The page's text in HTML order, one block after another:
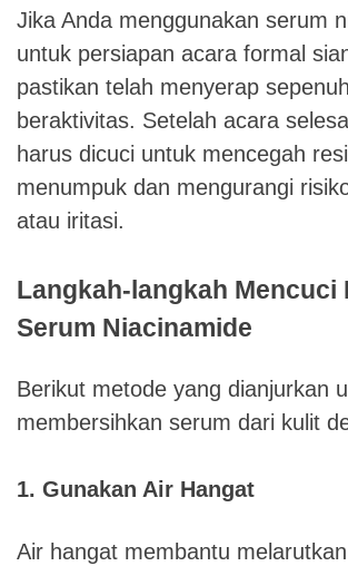
Jika Anda menggunakan serum
untuk persiapan acara formal
pastikan telah menyerap
beraktivitas. Setelah acara
harus dicuci untuk mencegah
menumpuk dan mengurangi
atau iritasi.
Langkah-langkah Mencuci
Serum Niacinamide
Berikut metode yang dianjurkan
membersihkan serum dari kulit
1. Gunakan Air Hangat
Air hangat membantu